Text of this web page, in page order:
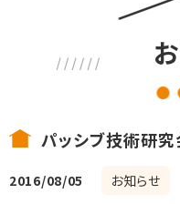
パッシブ技術研
2016/08/05 お知らせ